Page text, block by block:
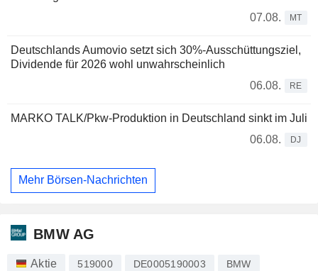
07.08.
MT
Deutschlands Aumovio setzt sich 30%-Ausschüttungsziel,
Dividende für 2026 wohl unwahrscheinlich
06.08.
RE
MARKO TALK/Pkw-Produktion in Deutschland sinkt im Juli
06.08.
DJ
Mehr Börsen-Nachrichten
BMW AG
Aktie 519000 DE0005190003 BMW